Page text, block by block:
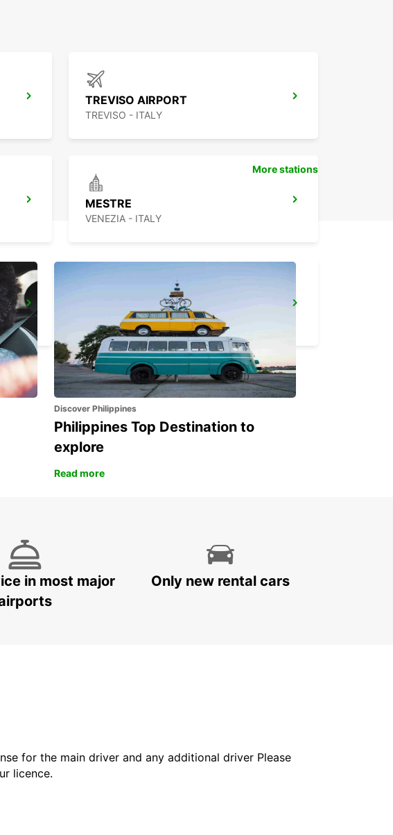
TREVISO AIRPORT
TREVISO - ITALY
MESTRE
VENEZIA - ITALY
CAMPOSAMPIERO
CAMPOSAMPIERO - ITALY
More stations
Discover Philippines
Philippines Top Destination to
explore
Read more
in most major
Only new rental cars
for the main driver and any additional driver Please
licence.